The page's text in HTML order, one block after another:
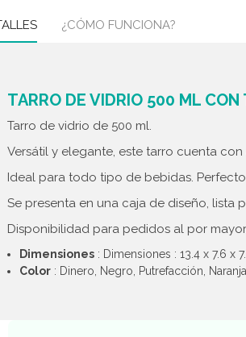
¿CÓMO FUNCIONA?
TARRO DE VIDRIO 500 ML CON
Tarro de vidrio de 500 ml.
Versátil y elegante, este tarro cuenta
Ideal para todo tipo de bebidas.
Se presenta en una caja de diseño, lista
Disponibilidad para pedidos al por
Dimensiones : Dimensiones : 13.4 x 7.6 x
Color : Dinero, Negro, Putrefacción,